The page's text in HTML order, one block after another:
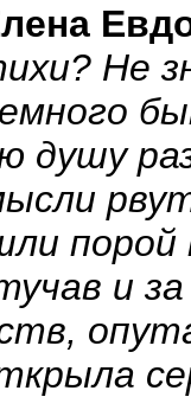
Не
душу
порой
и